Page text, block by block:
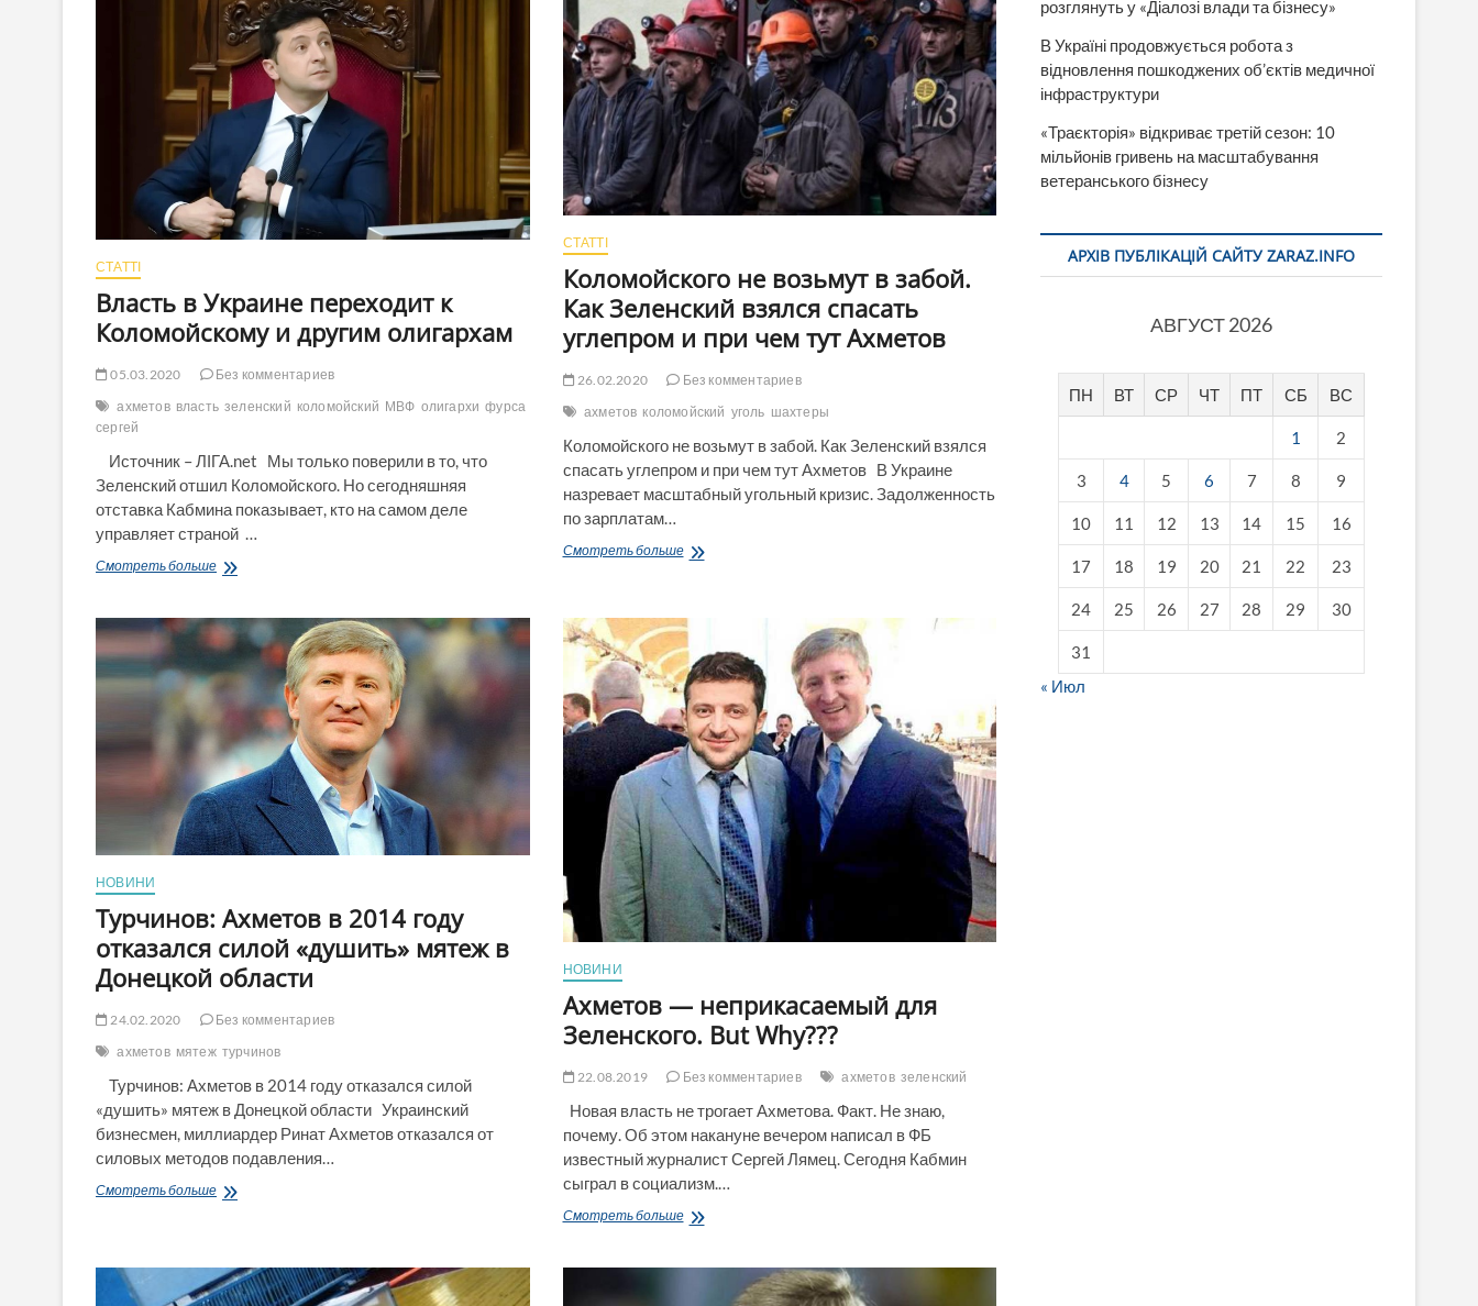
уволить
Коболева
и
причем
тут
Ахметов
Коломойский
Как
Зеленский
и
олигархи
разделили
области
для
борьбы
с
коронавирусом
СТАТТІ
Власть в Украине переходит к
Коломойскому и другим олигархам
05.03.2020
Без комментариев
ахметов власть зеленский коломойский МВФ олигархи фурса
сергей
Источник – ЛІГА.net Мы только поверили в то, что
Зеленский отшил Коломойского. Но сегодняшняя
отставка Кабмина показывает, кто на самом деле
управляет страной …
Смотреть большеВласть
переходит
к
Коломойскому
другим
олигархам
СТАТТІ
Коломойского не возьмут в забой.
Как Зеленский взялся спасать
углепром и при чем тут Ахметов
26.02.2020
Без комментариев
ахметов коломойский уголь шахтеры
Коломойского не возьмут в забой. Как Зеленский взялся
спасать углепром и при чем тут Ахметов В Украине
назревает масштабный угольный кризис. Задолженность
по зарплатам…
Смотреть большеКоломойского
забой.
Как
Зеленский
взялся
спасать
углепром
и
при
чем
тут
Ахметов
НОВИНИ
Турчинов: Ахметов в 2014 году
отказался силой «душить» мятеж в
Донецкой области
24.02.2020
Без комментариев
ахметов мятеж турчинов
Турчинов: Ахметов в 2014 году отказался силой
«душить» мятеж в Донецкой области Украинский
бизнесмен, миллиардер Ринат Ахметов отказался от
силовых методов подавления…
Смотреть большеТурчинов:
году
отказался
НОВИНИ
Ахметов — неприкасаемый для
Зеленского. But Why???
22.08.2019 Без комментариев ахметов зеленский
Новая власть не трогает Ахметова. Факт. Не знаю,
почему. Об этом накануне вечером написал в ФБ
известный журналист Сергей Лямец. Сегодня Кабмин
сыграл в социализм.…
Смотреть большеАхметов
Зеленского.
розглянуть у «Діалозі влади та бізнесу»
В Україні продовжується робота з
відновлення пошкоджених об’єктів медичної
інфраструктури
«Траєкторія» відкриває третій сезон: 10
мільйонів гривень на масштабування
ветеранського бізнесу
АРХІВ ПУБЛІКАЦІЙ САЙТУ ZARAZ.INFO
АВГУСТ 2026
ПН ВТ СР ЧТ ПТ СБ ВС
1 2
3 4 5 6 7 8 9
10 11 12 13 14 15 16
17 18 19 20 21 22 23
24 25 26 27 28 29 30
31
« Июл